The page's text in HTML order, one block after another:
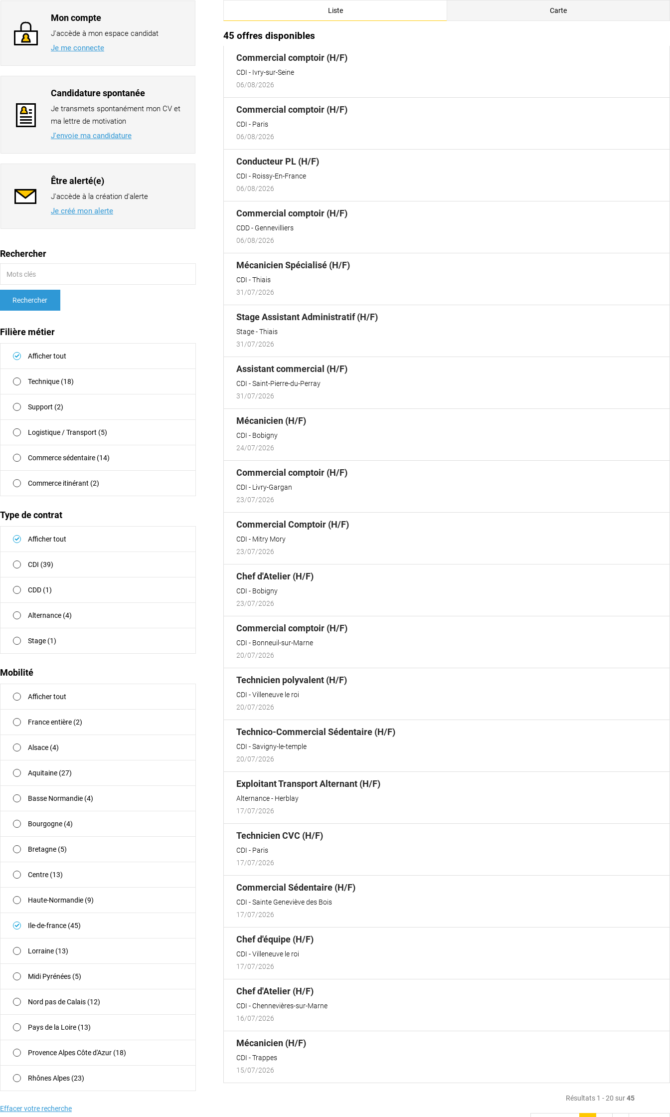
Mon compte
J'accède à mon espace candidat
Je me connecte
Candidature spontanée
Je transmets spontanément mon CV et
ma lettre de motivation
J'envoie ma candidature
Être alerté(e)
J'accède à la création d'alerte
Je créé mon alerte
Rechercher
Rechercher
Filière métier
Afficher tout
Technique (18)
Support (2)
Logistique / Transport (5)
Commerce sédentaire (14)
Commerce itinérant (2)
Type de contrat
Afficher tout
CDI (39)
CDD (1)
Alternance (4)
Stage (1)
Mobilité
Afficher tout
France entière (2)
Alsace (4)
Aquitaine (27)
Basse Normandie (4)
Bourgogne (4)
Bretagne (5)
Centre (13)
Haute-Normandie (9)
Ile-de-france (45)
Lorraine (13)
Midi Pyrénées (5)
Nord pas de Calais (12)
Pays de la Loire (13)
Provence Alpes Côte d'Azur (18)
Rhônes Alpes (23)
Effacer votre recherche
Liste Carte
45 offres disponibles
Commercial comptoir (H/F)(Nouvelle
CDI
Ivry-sur-Seine
06/08/2026
Commercial comptoir (H/F)(Nouvelle
CDI
Paris
06/08/2026
Conducteur PL (H/F)(Nouvelle
CDI
Roissy-En-France
06/08/2026
Commercial comptoir (H/F)(Nouvelle
CDD
Gennevilliers
06/08/2026
Mécanicien Spécialisé (H/F)(Nouvelle
CDI
Thiais
31/07/2026
Stage Assistant Administratif (H/F)(Nouvelle
Stage
Thiais
31/07/2026
Assistant commercial (H/F)(Nouvelle
CDI
Saint-Pierre-du-Perray
31/07/2026
Mécanicien (H/F)(Nouvelle
CDI
Bobigny
24/07/2026
Commercial comptoir (H/F)(Nouvelle
CDI
Livry-Gargan
23/07/2026
Commercial Comptoir (H/F)(Nouvelle
CDI
Mitry Mory
23/07/2026
Chef d'Atelier (H/F)(Nouvelle
CDI
Bobigny
23/07/2026
Commercial comptoir (H/F)(Nouvelle
CDI
Bonneuil-sur-Marne
20/07/2026
Technicien polyvalent (H/F)(Nouvelle
CDI
Villeneuve le roi
20/07/2026
Technico-Commercial Sédentaire (H/F)(Nouvelle
CDI
Savigny-le-temple
20/07/2026
Exploitant Transport Alternant (H/F)(Nouvelle
Alternance
Herblay
17/07/2026
Technicien CVC (H/F)(Nouvelle
CDI
Paris
17/07/2026
Commercial Sédentaire (H/F)(Nouvelle
CDI
Sainte Geneviève des Bois
17/07/2026
Chef d'équipe (H/F)(Nouvelle
CDI
Villeneuve le roi
17/07/2026
Chef d'Atelier (H/F)(Nouvelle
CDI
Chennevières-sur-Marne
16/07/2026
Mécanicien (H/F)(Nouvelle
CDI
Trappes
15/07/2026
Résultats 1 - 20 sur45